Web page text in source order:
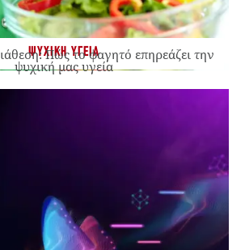
ΨΥΧΙΚΗ ΥΓΕΙΑ
Πώς το φαγητό επηρεάζει την
ψυχική μας υγεία